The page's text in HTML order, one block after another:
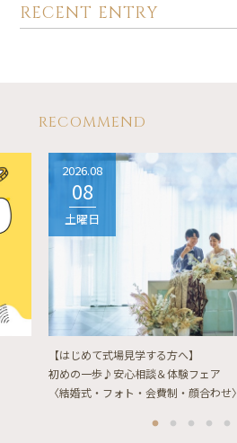
RECENT ENTRY
RECOMMEND
2026.08
08
土曜日
【はじめて式場見学する方へ】
初めの一歩♪安心相談＆体験フェア
〈結婚式・フォト・会費制・顔合わせ〉